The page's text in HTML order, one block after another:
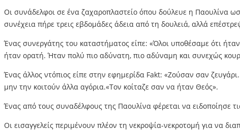
Οι συνάδελφοι σε ένα ζαχαροπλαστείο όπου δούλευε η Παουλίνα
συνέχεια πήρε τρεις εβδομάδες άδεια από τη δουλειά, αλλά
Ένας συνεργάτης του καταστήματος είπε: «Όλοι υποθέσαμε ότι
ήταν ορατή. Ήταν πολύ πιο αδύνατη, πιο αδύναμη και συνεχώς
Ένας άλλος ντόπιος είπε στην εφημερίδα Fakt: «Ζούσαν σαν
μην την κοιτούν άλλα αγόρια.«Τον κοίταζε σαν να ήταν Θεός».
Ένας από τους συναδέλφους της Παουλίνα φέρεται να ειδοποίησε
Οι εισαγγελείς περιμένουν πλέον τη νεκροψία-νεκροτομή για να